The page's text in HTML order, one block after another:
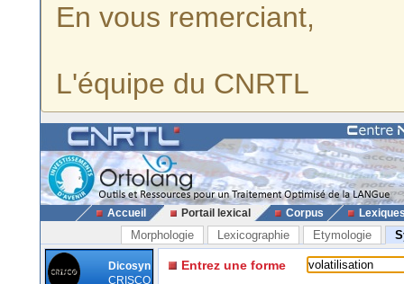
En vous remerciant,
L'équipe du CNRTL
Accueil Portail lexical Corpus
Morphologie Lexicographie Etymologie
Dicosyn
CRISCO
Entrez une forme